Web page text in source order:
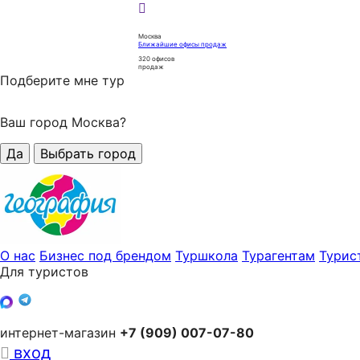
Москва
Ближайшие офисы продаж
320 офисов
продаж
Подберите мне тур
Ваш город Москва?
Да
Выбрать город
О нас Бизнес под брендом Туршкола Турагентам
Для туристов
интернет-магазин +7 (909) 007-07-80
вход